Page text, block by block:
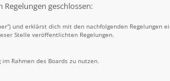
geschlossen:
und erklärst dich mit den nachfolgenden Regelungen
Stelle veröffentlichten Regelungen.
Rahmen des Boards zu nutzen.